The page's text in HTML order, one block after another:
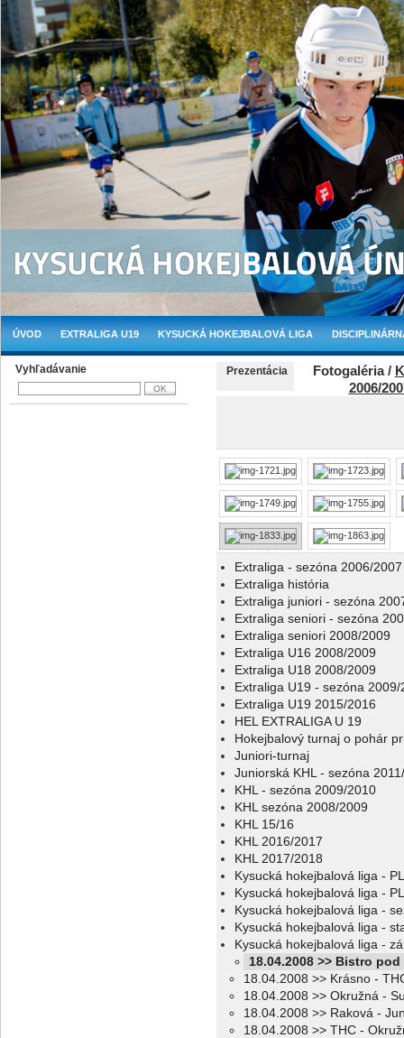
ÚVOD EXTRALIGA U19 KYSUCKÁ HOKEJBALOVÁ LIGA
Vyhľadávanie Prezentácia Fotogaléria /
2006/
Extraliga - sezóna 2006/2007
Extraliga história
Extraliga juniori - sezóna
Extraliga seniori - sezóna
Extraliga seniori 2008/2009
Extraliga U16 2008/2009
Extraliga U18 2008/2009
Extraliga U19 - sezóna 2009/
Extraliga U19 2015/2016
HEL EXTRALIGA U 19
Hokejbalový turnaj o pohár
Juniori-turnaj
Juniorská KHL - sezóna
KHL - sezóna 2009/2010
KHL sezóna 2008/2009
KHL 15/16
KHL 2016/2017
KHL 2017/2018
Kysucká hokejbalová liga -
Kysucká hokejbalová liga -
Kysucká hokejbalová liga -
Kysucká hokejbalová liga -
Kysucká hokejbalová liga -
18.04.2008 >> Bistro
18.04.2008 >> Krásno -
18.04.2008 >> Okružná -
18.04.2008 >> Raková -
18.04.2008 >> THC -